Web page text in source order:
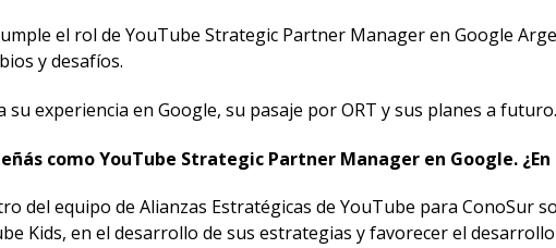
el rol de YouTube Strategic Partner Manager en Google
y desafíos.
su experiencia en Google, su pasaje por ORT y sus planes a futuro.
como YouTube Strategic Partner Manager en Google.
del equipo de Alianzas Estratégicas de YouTube para
Kids, en el desarrollo de sus estrategias y favorecer el